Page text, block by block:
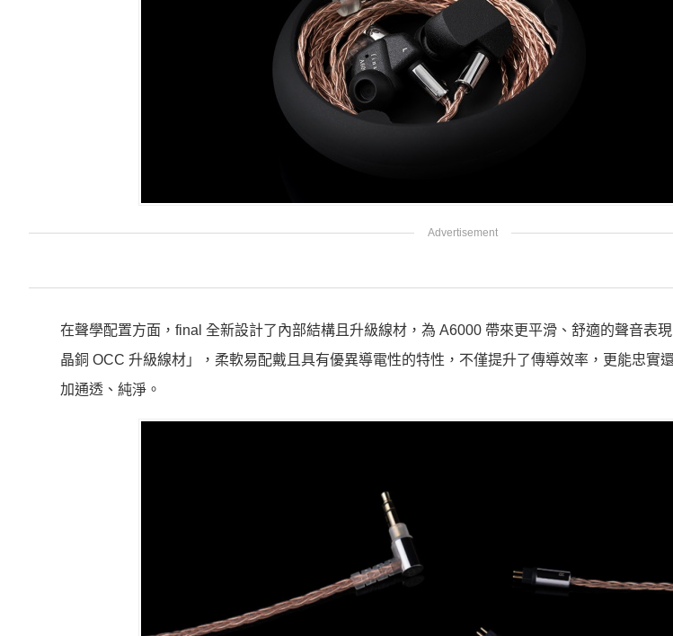
在聲學配置方面，final 全新設計了內部結構且升級線材，為 A6000 帶來更平滑、舒適的聲音表
晶銅 OCC 升級線材」，柔軟易配戴且具有優異導電性的特性，不僅提升了傳導效率，更能忠實
加通透、純淨。